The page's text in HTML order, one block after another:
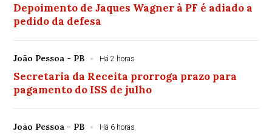
Depoimento de Jaques Wagner à PF é adiado a
pedido da defesa
João Pessoa - PB Há 2 horas
Secretaria da Receita prorroga prazo para
pagamento do ISS de julho
João Pessoa - PB Há 6 horas